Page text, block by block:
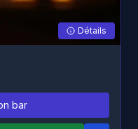
Détails
bar